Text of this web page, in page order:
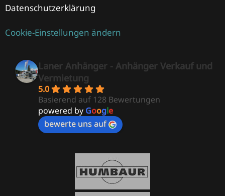
Datenschutzerklärung
Cookie-Einstellungen ändern
Laner Anhänger - Anhänger Verkauf und
Vermietung
5.0
Basierend auf 128 Bewertungen
powered by Google
bewerte uns auf